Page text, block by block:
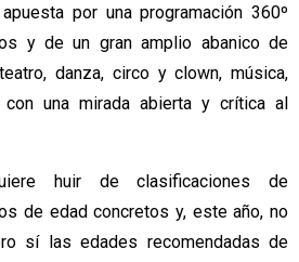
por una programación 360º
y de un gran amplio abanico de
danza, circo y clown, música,
con una mirada abierta y crítica al
huir de clasificaciones de
de edad concretos y, este año, no
sí las edades recomendadas de